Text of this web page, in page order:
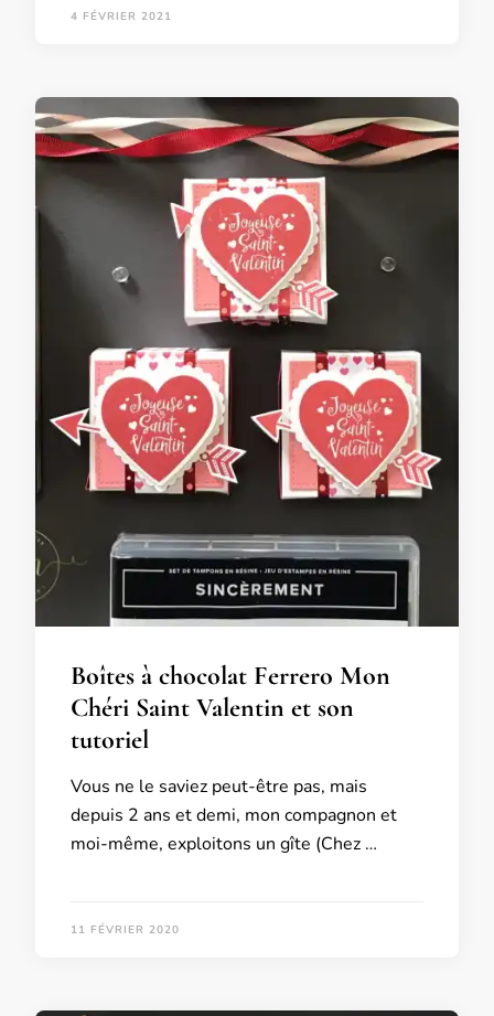
4 FÉVRIER 2021
Boîtes à chocolat Ferrero Mon
Chéri Saint Valentin et son
tutoriel
Vous ne le saviez peut-être pas, mais
depuis 2 ans et demi, mon compagnon et
moi-même, exploitons un gîte (Chez …
11 FÉVRIER 2020